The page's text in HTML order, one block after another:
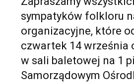
sympatyków folkloru
organizacyjne, które
czwartek 14 września
w sali baletowej na 1
Samorządowym